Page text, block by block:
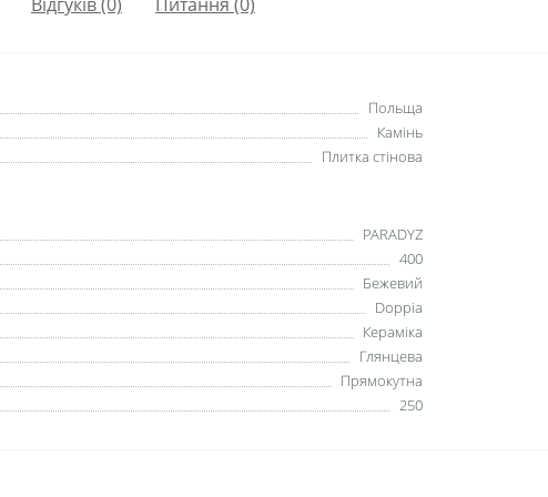
Польща
Камінь
Плитка стінова
PARADYZ
400
Бежевий
Doppia
Кераміка
Глянцева
Прямокутна
250